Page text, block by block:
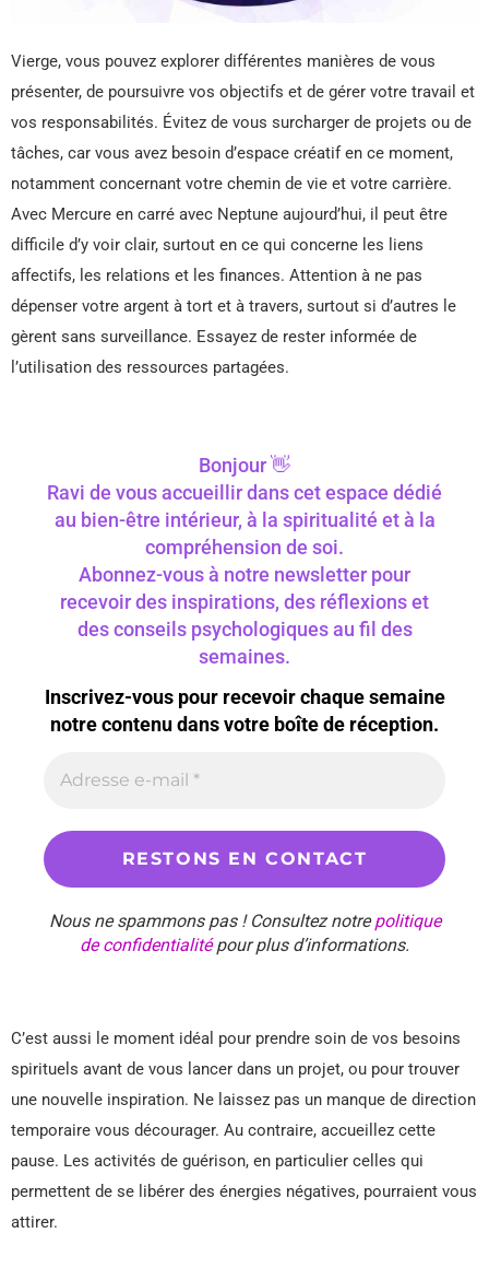
Vierge, vous pouvez explorer différentes manières de vous
présenter, de poursuivre vos objectifs et de gérer votre travail et
vos responsabilités. Évitez de vous surcharger de projets ou de
tâches, car vous avez besoin d’espace créatif en ce moment,
notamment concernant votre chemin de vie et votre carrière.
Avec Mercure en carré avec Neptune aujourd’hui, il peut être
difficile d’y voir clair, surtout en ce qui concerne les liens
affectifs, les relations et les finances. Attention à ne pas
dépenser votre argent à tort et à travers, surtout si d’autres le
gèrent sans surveillance. Essayez de rester informée de
l’utilisation des ressources partagées.
Bonjour 👋
Ravi de vous accueillir dans cet espace dédié
au bien-être intérieur, à la spiritualité et à la
compréhension de soi.
Abonnez-vous à notre newsletter pour
recevoir des inspirations, des réflexions et
des conseils psychologiques au fil des
semaines.
Inscrivez-vous pour recevoir chaque semaine
notre contenu dans votre boîte de réception.
Nous ne spammons pas ! Consultez notrepolitique
de confidentialitépour plus d’informations.
C’est aussi le moment idéal pour prendre soin de vos besoins
spirituels avant de vous lancer dans un projet, ou pour trouver
une nouvelle inspiration. Ne laissez pas un manque de direction
temporaire vous décourager. Au contraire, accueillez cette
pause. Les activités de guérison, en particulier celles qui
permettent de se libérer des énergies négatives, pourraient vous
attirer.